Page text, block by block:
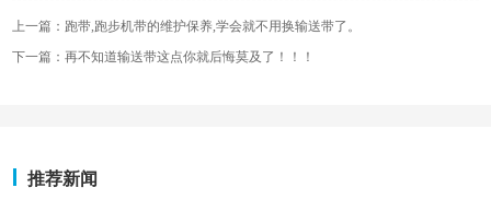
上一篇：跑带,跑步机带的维护保养,学会就不用换输送带了。
下一篇：再不知道输送带这点你就后悔莫及了！！！
推荐新闻